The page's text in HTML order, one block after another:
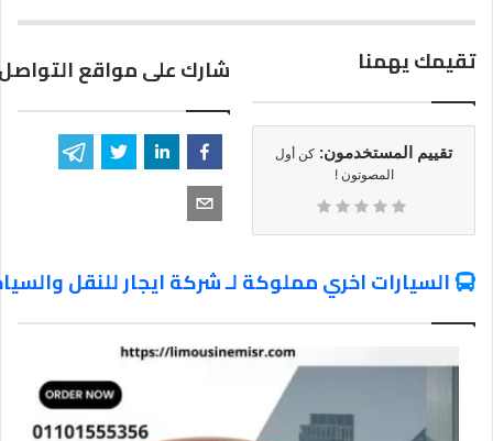
تقيمك يهمنا
تقييم المستخدمون: كن أول
المصوتون !
شارك على مواقع
السيارات اخري مملوكة لـ شركة ايجار للنقل